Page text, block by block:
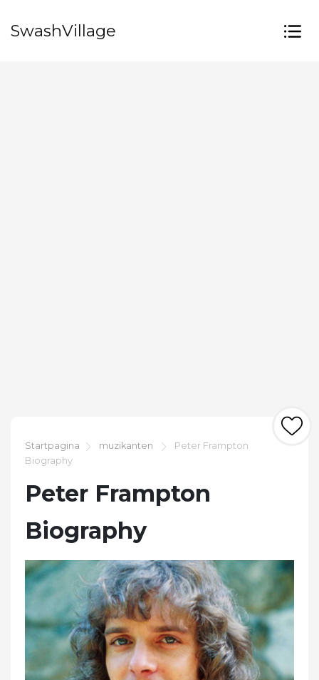
SwashVillage
Startpagina muzikanten
Peter Frampton
Biography
Peter Frampton
Biography